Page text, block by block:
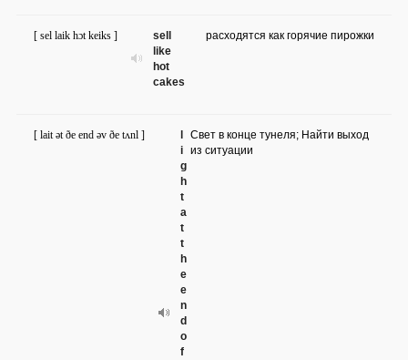
sell
like
hot
cakes
[ sel laik hɔt keiks ] расходятся как горячие пирожки
i
g
h
t
a
t
t
h
e
e
n
d
o
f
[ lait ət ðe end əv ðe tʌnl ]
Свет в конце тунеля; Найти выход
из ситуации